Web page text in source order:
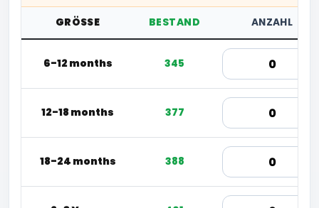
GRÖSSE BESTAND ANZAHL
6-12 months 345
12-18 months 377
18-24 months 388